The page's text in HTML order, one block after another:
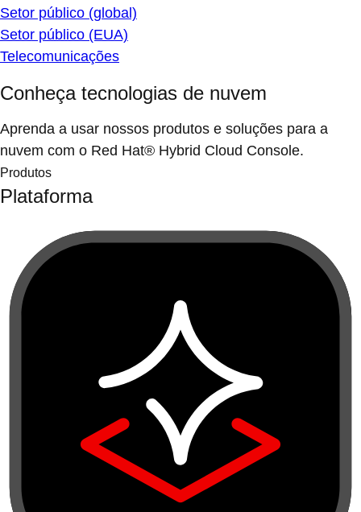
Setor público (global)
Setor público (EUA)
Telecomunicações
Conheça tecnologias de nuvem
Aprenda a usar nossos produtos e soluções para a
nuvem com o Red Hat® Hybrid Cloud Console.
Produtos
Plataforma